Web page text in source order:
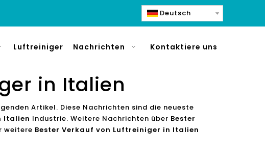
Deutsch
Luftreiniger Nachrichten Kontaktiere uns
in Italien
Artikel. Diese Nachrichten sind die neueste
Italien Industrie. Weitere Nachrichten über Bester
weitere Bester Verkauf von Luftreiniger in Italien